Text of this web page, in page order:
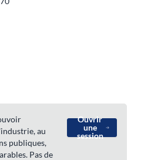
au
publiques,
Pas de
Ouvrir
une
session